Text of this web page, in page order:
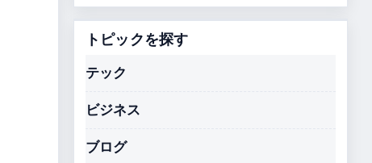
トピックを探す
テック
ビジネス
ブログ